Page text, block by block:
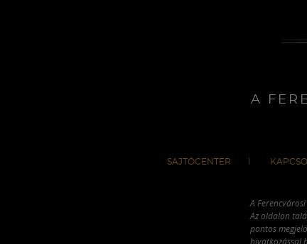
A
SAJTÓCENTER
A
Az oldalon
pontos
hivatkozással